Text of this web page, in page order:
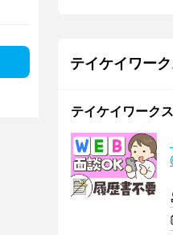
テイケイワー
テイケイワーク